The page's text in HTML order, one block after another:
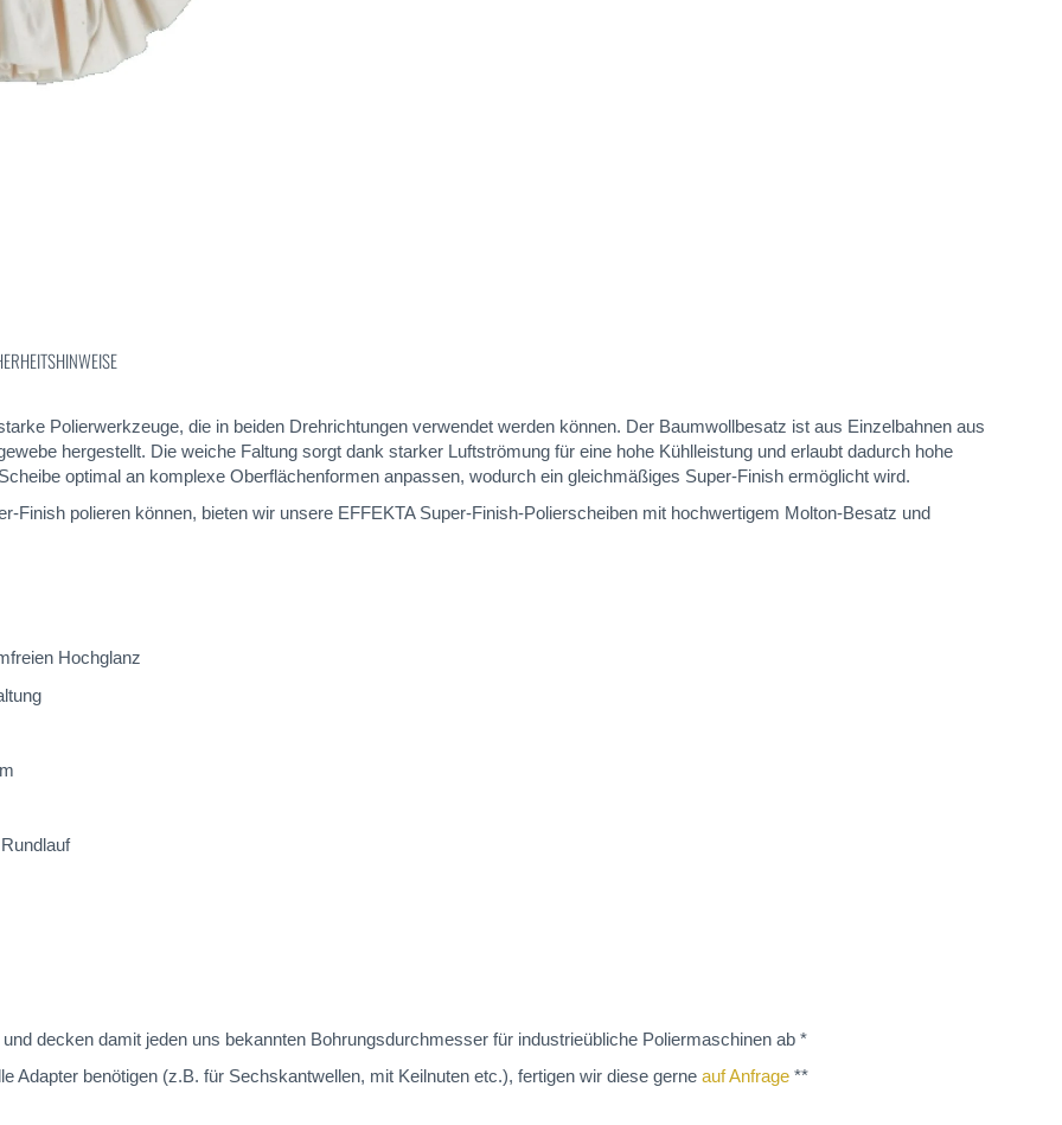
Polierwerkzeuge, die in beiden Drehrichtungen verwendet werden können. Der Baumwollbesatz ist aus Einzelbahnen aus
hergestellt. Die weiche Faltung sorgt dank starker Luftströmung für eine hohe Kühlleistung und erlaubt dadurch hohe
optimal an komplexe Oberflächenformen anpassen, wodurch ein gleichmäßiges Super-Finish ermöglicht wird.
Finish polieren können, bieten wir unsere EFFEKTA Super-Finish-Polierscheiben mit hochwertigem Molton-Besatz und
Hochglanz
decken damit jeden uns bekannten Bohrungsdurchmesser für industrieübliche Poliermaschinen ab *
Adapter benötigen (z.B. für Sechskantwellen, mit Keilnuten etc.), fertigen wir diese gerne auf Anfrage **